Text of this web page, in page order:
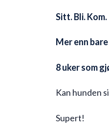
Sitt. Bli. Kom.
Mer enn
8 uker som
Kan hunden
Supert!